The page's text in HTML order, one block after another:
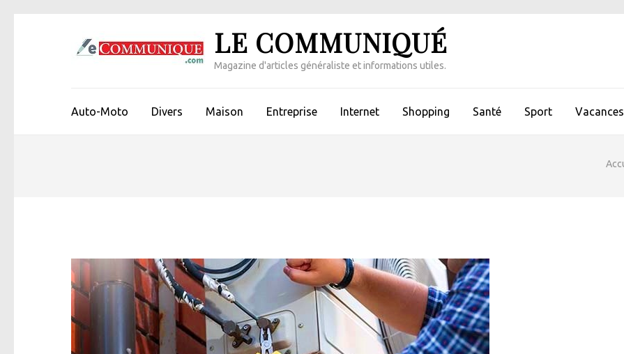
LE COMMUNIQUÉ
Magazine d'articles généraliste et informations utiles.
Auto-Moto Divers Maison Entreprise Internet Shopping Santé Sport